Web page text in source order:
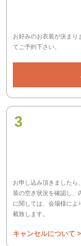
お好みのお衣装が決まり
てご予約下さい。
3
お申し込み頂きましたら
装の空き状況を確認し、
に関しては、会場様によ
載致します。
キャンセルについて >